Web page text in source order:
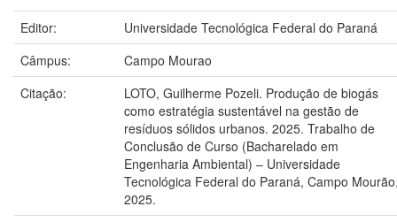
Editor:
Universidade Tecnológica Federal do Paraná
Câmpus:
Campo Mourao
Citação:
LOTO, Guilherme Pozeli. Produção de biogás
como estratégia sustentável na gestão de
resíduos sólidos urbanos. 2025. Trabalho de
Conclusão de Curso (Bacharelado em
Engenharia Ambiental) – Universidade
Tecnológica Federal do Paraná, Campo
2025.